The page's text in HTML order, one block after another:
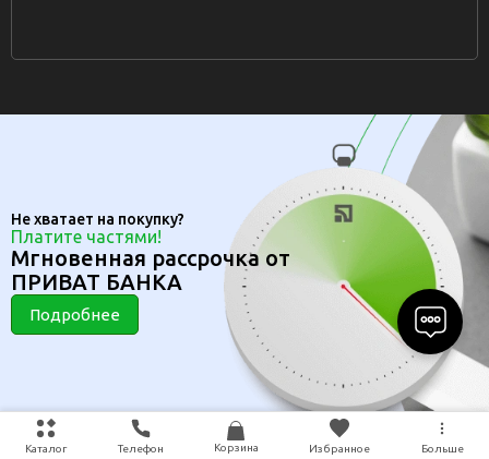
Каталог Телефон Корзина Избранное Больше
Не хватает на покупку?
Платите частями!
Мгновенная рассрочка от
ПРИВАТ БАНКА
Подробнее